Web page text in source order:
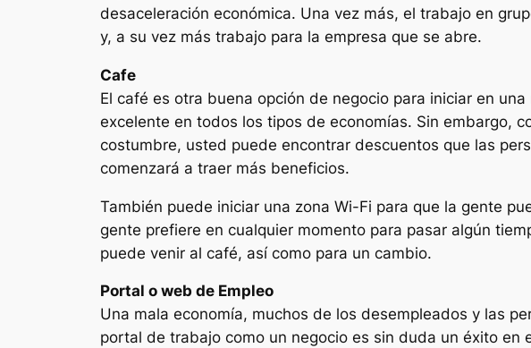
desaceleración económica. Una vez más, el trabajo en
y, a su vez más trabajo para la empresa que se abre.
Cafe
El café es otra buena opción de negocio para iniciar en
excelente en todos los tipos de economías. Sin embargo,
costumbre, usted puede encontrar descuentos que las
comenzará a traer más beneficios.
También puede iniciar una zona Wi-Fi para que la gente
gente prefiere en cualquier momento para pasar algún
puede venir al café, así como para un cambio.
Portal o web de Empleo
Una mala economía, muchos de los desempleados y las
portal de trabajo como un negocio es sin duda un éxito